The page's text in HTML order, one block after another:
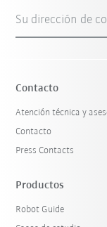
Su dirección de
Contacto
Atención técnica y
Contacto
Press Contacts
Productos
Robot Guide